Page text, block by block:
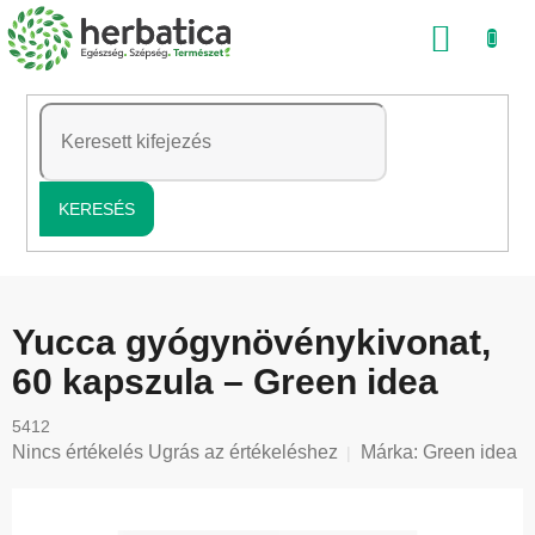
Ugrás
a
tartalomhoz
KERESÉS
Yucca gyógynövénykivonat,
60 kapszula – Green idea
5412
A
Nincs értékelés Ugrás az értékeléshez Márka: Green idea